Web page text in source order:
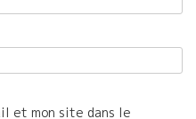
et mon site dans le